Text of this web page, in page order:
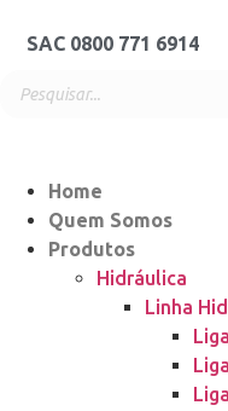
SAC 0800 771 6914
Home
Quem Somos
Produtos
Hidráulica
Linha